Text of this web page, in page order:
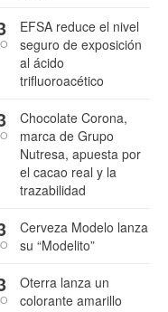
EFSA reduce el nivel
seguro de exposición
al ácido
trifluoroacético
Chocolate Corona,
marca de Grupo
Nutresa, apuesta por
el cacao real y la
trazabilidad
Cerveza Modelo lanza
su “Modelito”
Oterra lanza un
colorante amarillo